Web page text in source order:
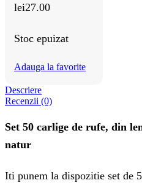
lei27.00
Stoc epuizat
Adauga la favorite
Descriere
Recenzii (0)
Set 50 carlige de rufe, din
natur
Iti punem la dispozitie set de